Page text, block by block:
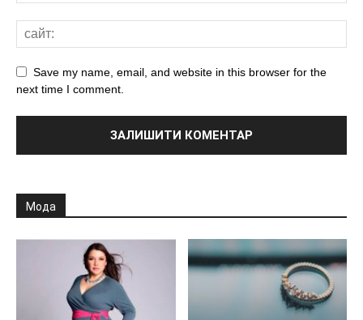
Save my name, email, and website in this browser for the
next time I comment.
Мода